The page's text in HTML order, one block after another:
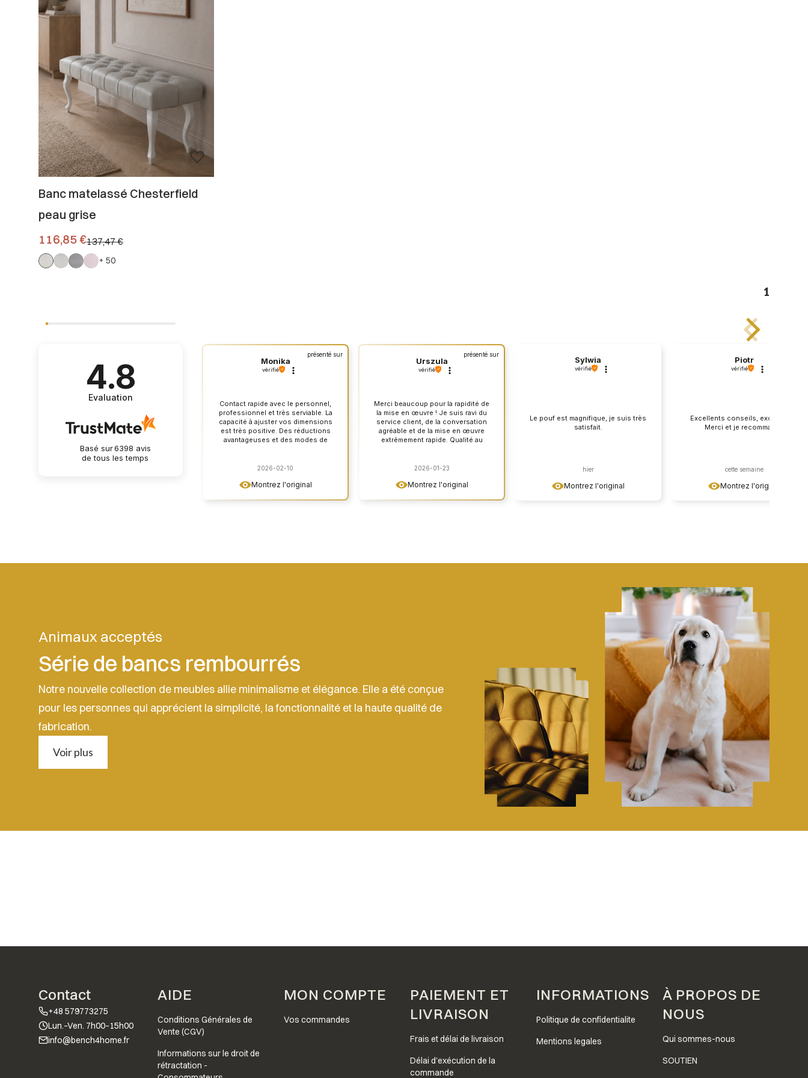
Banc matelassé Chesterfield
peau grise
Prix promotionnel
116,85 €137,47 €
+ 50
1
4.8
Evaluation
Basé sur6398 avis
de tous les temps
Montrez l'original
présenté sur
Monika
vérifié
Contact rapide avec le personnel,
professionnel et très serviable. La
capacité à ajuster vos dimensions
est très positive. Des réductions
avantageuses et des modes de
qualité produit, design moderne.
2026-02-10
Montrez l'original
présenté sur
Urszula
vérifié
Merci beaucoup pour la rapidité de
la mise en œuvre ! Je suis ravi du
service client, de la conversation
agréable et de la mise en œuvre
extrêmement rapide. Qualité au
2026-01-23
Montrez l'original
Sylwia
vérifié
Le pouf est magnifique, je suis très
satisfait.
hier
Montrez l'original
Piotr
vérifié
Excellents conseils, excellents !
Merci et je recommande
cette semaine
Animaux acceptés
Série de bancs rembourrés
Notre nouvelle collection de meubles allie minimalisme et élégance. Elle a été conçue
pour les personnes qui apprécient la simplicité, la fonctionnalité et la haute qualité de
fabrication.
Voir plus
Contact
+48 579773275
Lun.–Ven. 7h00–15h00
info@bench4home.fr
Menu de bas de page
AIDE
Conditions Générales de
Vente (CGV)
Informations sur le droit de
rétractation -
MON COMPTE
Vos commandes
PAIEMENT ET
LIVRAISON
Frais et délai de livraison
Délai d'exécution de la
commande
INFORMATIONS
Politique de confidentialite
Mentions legales
À PROPOS DE
NOUS
Qui sommes-nous
SOUTIEN